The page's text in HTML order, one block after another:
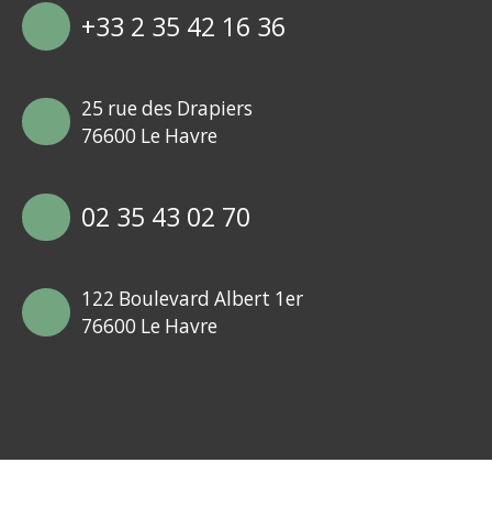
+33 2 35 42 16 36
25 rue des Drapiers
76600 Le Havre
02 35 43 02 70
122 Boulevard Albert 1er
76600 Le Havre